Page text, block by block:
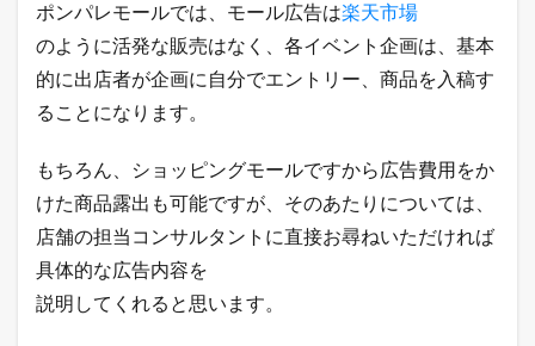
ポンパレモールでは、モール広告は楽天市場
のように活発な販売はなく、各イベント企画は、基本
的に出店者が企画に自分でエントリー、商品を入稿す
ることになります。
もちろん、ショッピングモールですから広告費用をか
けた商品露出も可能ですが、そのあたりについては、
店舗の担当コンサルタントに直接お尋ねいただければ
具体的な広告内容を
説明してくれると思います。